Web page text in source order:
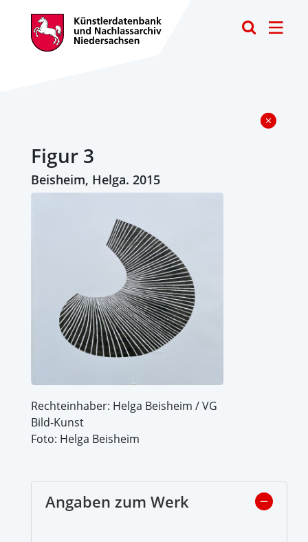
Figur 3
Beisheim, Helga. 2015
Rechteinhaber: Helga Beisheim / VG
Bild-Kunst
Foto: Helga Beisheim
Angaben zum Werk